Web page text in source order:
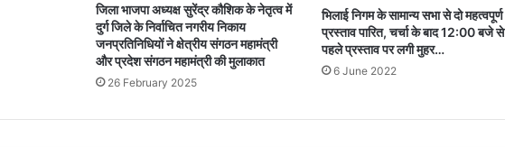
जिला भाजपा अध्यक्ष सुरेंद्र कौशिक के नेतृत्व में
दुर्ग जिले के निर्वाचित नगरीय निकाय
जनप्रतिनिधियों ने क्षेत्रीय संगठन महामंत्री
और प्रदेश संगठन महामंत्री की मुलाकात
26 February 2025
भिलाई निगम के सामान्य सभा से दो महत्वपूर्ण
प्रस्ताव पारित, चर्चा के बाद 12:00 बजे से
पहले प्रस्ताव पर लगी मुहर…
6 June 2022